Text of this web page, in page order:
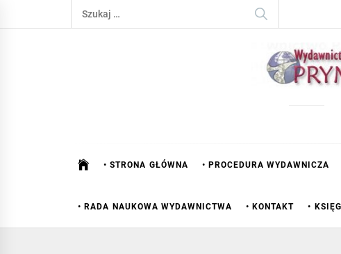
to
Szukaj:
• STRONA GŁÓWNA • PROCEDURA WYDAWNICZA
• RADA NAUKOWA WYDAWNICTWA • KONTAKT •